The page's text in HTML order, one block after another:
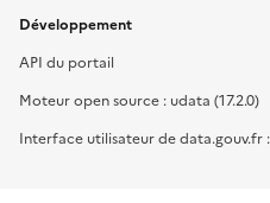
Développement
API du portail
Moteur open source : udata (17.2.0)
Interface utilisateur de data.gouv.fr